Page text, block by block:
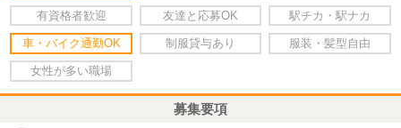
有資格者歓迎 友達と応募OK 駅チカ・駅ナカ
車・バイク通勤OK 制服貸与あり 服装・髪型自由
女性が多い職場
募集要項